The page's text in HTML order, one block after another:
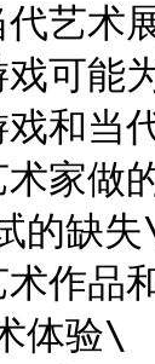
艺术
可能
和当
家做
的缺
作品
体验\